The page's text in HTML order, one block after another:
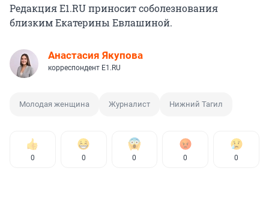
Редакция E1.RU приносит соболезнования
близким Екатерины Евлашиной.
Анастасия Якупова
корреспондент E1.RU
Молодая женщина Журналист Нижний Тагил
0 0 0 0 0